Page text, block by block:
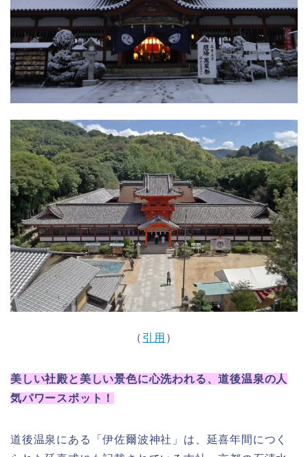
（ 引用 ）
美しい社殿と美しい景色に心洗われる、道後温泉の人
気パワースポット！
道後温泉にある「伊佐爾波神社」は、延喜年間につく